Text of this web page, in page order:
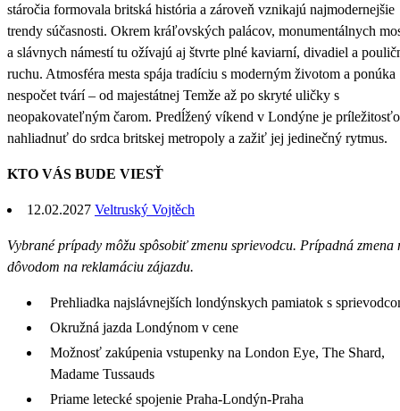
stáročia formovala britská história a zároveň vznikajú najmodernejšie
trendy súčasnosti. Okrem kráľovských palácov, monumentálnych
a slávnych námestí tu ožívajú aj štvrte plné kaviarní, divadiel a
ruchu. Atmosféra mesta spája tradíciu s moderným životom a ponúka
nespočet tvárí – od majestátnej Temže až po skryté uličky s
neopakovateľným čarom. Predĺžený víkend v Londýne je
nahliadnuť do srdca britskej metropoly a zažiť jej jedinečný rytmus.
KTO VÁS BUDE VIESŤ
12.02.2027 Veltruský Vojtěch
Vybrané prípady môžu spôsobiť zmenu sprievodcu. Prípadná zmena
dôvodom na reklamáciu zájazdu.
Prehliadka najslávnejších londýnskych pamiatok s
Okružná jazda Londýnom v cene
Možnosť zakúpenia vstupenky na London Eye, The Shard,
Madame Tussauds
Priame letecké spojenie Praha-Londýn-Praha